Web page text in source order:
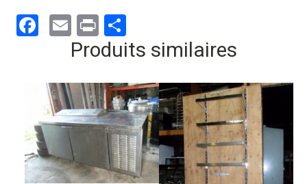
Facebook
Email
Print
Produits similaires